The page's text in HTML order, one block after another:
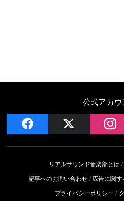
公式アカウ
facebook
リアルサウンド音楽部とは
記事へのお問い合わせ
広告に関
プライバシーポリシー